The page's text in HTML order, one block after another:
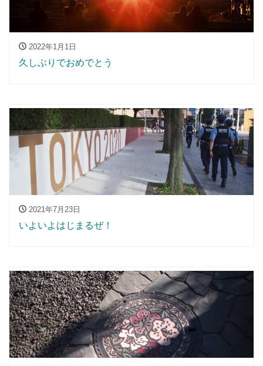
2022年1月1日
久しぶりでおめでとう
2021年7月23日
いよいよはじまるぜ！